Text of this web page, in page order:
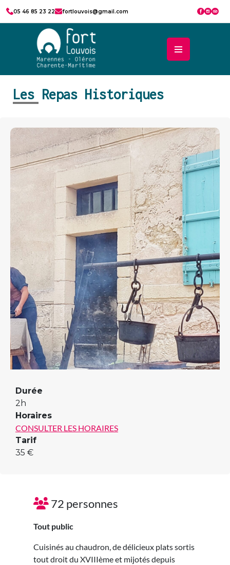
05 46 85 23 22 fortlouvois@gmail.com
Les Repas Historiques
Previous Next
Durée
2h
Horaires
CONSULTER LES HORAIRES
Tarif
35 €
72 personnes
Tout public
Cuisinés au chaudron, de délicieux plats sortis
tout droit du XVIIIème et mijotés depuis